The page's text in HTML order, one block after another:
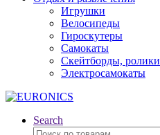
Игрушки
Велосипеды
Гироскутеры
Самокаты
Скейтборды, ролики
Электросамокаты
Search
Искать: